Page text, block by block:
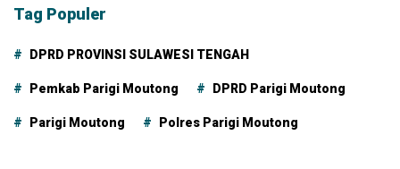
Tag Populer
DPRD PROVINSI SULAWESI TENGAH
Pemkab Parigi Moutong DPRD Parigi Moutong
Parigi Moutong Polres Parigi Moutong